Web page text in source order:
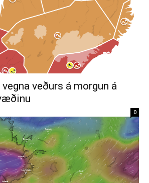
veðurs á morgun á
0